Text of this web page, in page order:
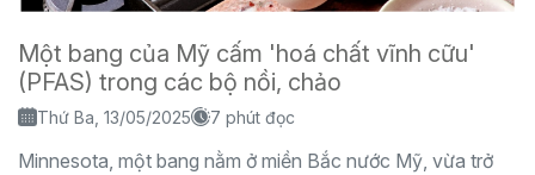
Một bang của Mỹ cấm 'hoá chất vĩnh cữu'
(PFAS) trong các bộ nồi, chảo
Thứ Ba, 13/05/2025 7 phút đọc
Minnesota, một bang nằm ở miền Bắc nước Mỹ, vừa trở